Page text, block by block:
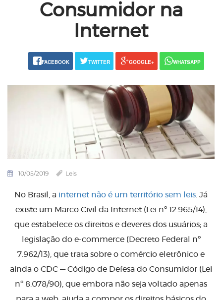
Consumidor na
Internet
FACEBOOK TWITTER GOOGLE+ WHATSAPP
10/05/2019 Leis
No Brasil, a internet não é um território sem leis. Já
existe um Marco Civil da Internet (Lei nº 12.965/14),
que estabelece os direitos e deveres dos usuários; a
legislação do e-commerce (Decreto Federal nº
7.962/13), que trata sobre o comércio eletrônico e
ainda o CDC — Código de Defesa do Consumidor (Lei
nº 8.078/90), que embora não seja voltado apenas